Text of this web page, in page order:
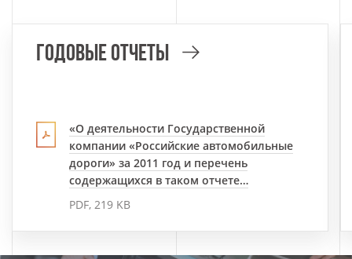
ГОДОВЫЕ ОТЧЕТЫ
«О деятельности Государственной
компании «Российские автомобильные
дороги» за 2011 год и перечень
содержащихся в таком отчете…
PDF, 219 KB